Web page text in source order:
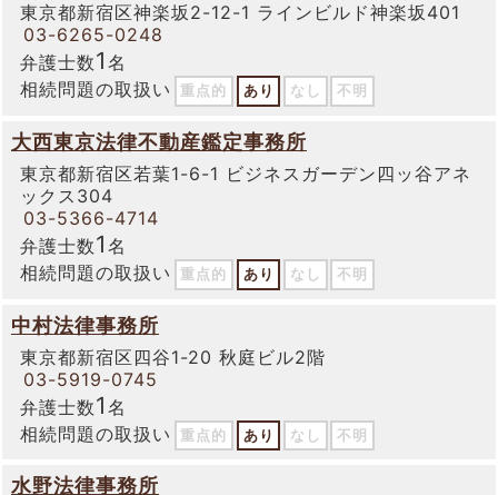
東京都新宿区神楽坂2-12-1 ラインビルド神楽坂401
03-6265-0248
弁護士数1 名
相続問題の取扱い
重点的 あり なし 不明
大西東京法律不動産鑑定事務所
東京都新宿区若葉1-6-1 ビジネスガーデン四ッ谷アネ
ックス304
03-5366-4714
弁護士数1 名
相続問題の取扱い
重点的 あり なし 不明
中村法律事務所
東京都新宿区四谷1-20 秋庭ビル2階
03-5919-0745
弁護士数1 名
相続問題の取扱い
重点的 あり なし 不明
水野法律事務所